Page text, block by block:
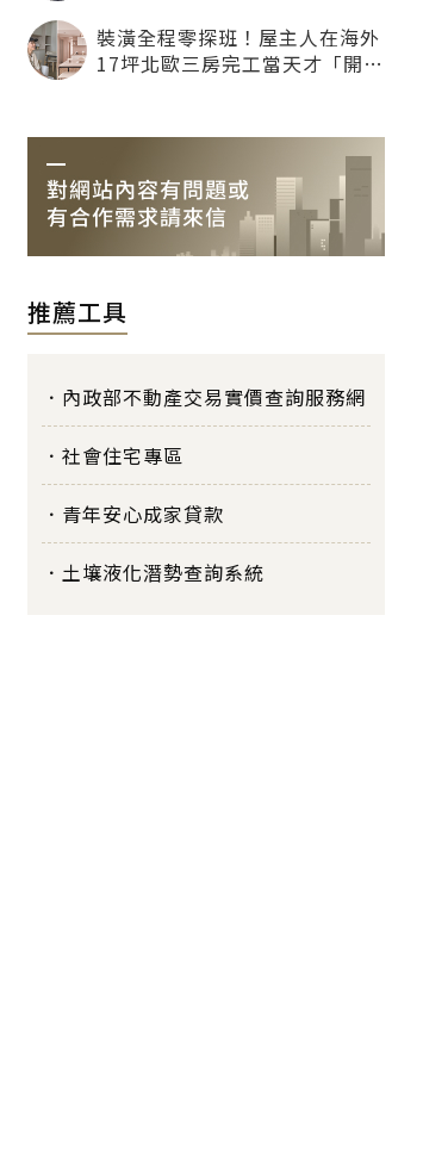
裝潢全程零探班！屋主人在海外
17坪北歐三房完工當天才「開
推薦工具
內政部不動產交易實價查詢服務網
社會住宅專區
青年安心成家貸款
土壤液化潛勢查詢系統